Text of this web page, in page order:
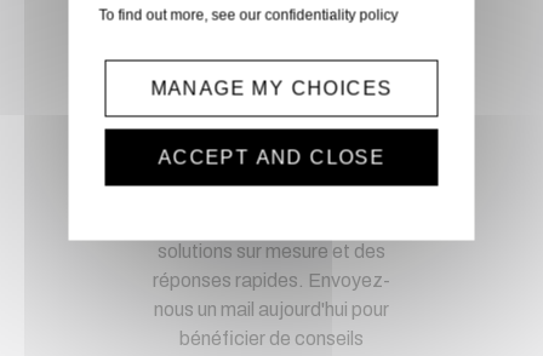
Optez pour la tranquillité
demandes techniques et devis
à notre service clients par mail.
Notre équipe d'experts est
solutions sur mesure et des
réponses rapides. Envoyez-
nous un mail aujourd'hui pour
bénéficier de conseils
To find out more, see ourconfidentiality policy
MANAGE MY CHOICES
ACCEPT AND CLOSE